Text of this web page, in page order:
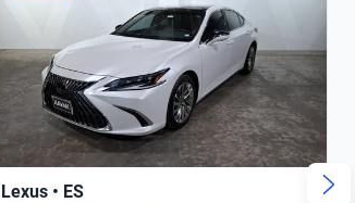
Lexus • ES